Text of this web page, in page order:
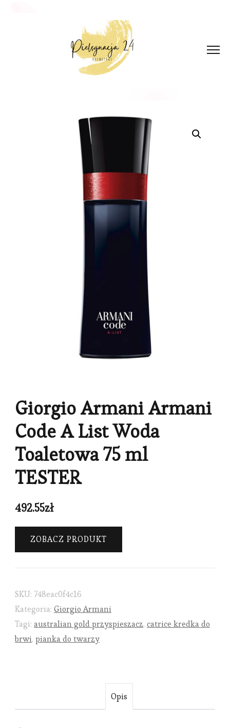
Giorgio Armani Armani
Code A List Woda
Toaletowa 75 ml
TESTER
492.55zł
ZOBACZ PRODUKT
SKU: 748eac0f4c16
Kategoria: Giorgio Armani
Tagi: australian gold przyspieszacz, catrice kredka do
brwi, pianka do twarzy
Opis